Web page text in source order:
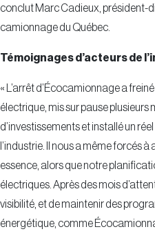
conclut Marc Cadieux, président-
camionnage du Québec.
Témoignages d’acteurs de
« L’arrêt d’Écocamionnage a
électrique, mis sur pause plusieurs
d’investissements et installé un
l’industrie. Il nous a même forcés
essence, alors que notre
électriques. Après des mois
visibilité, et de maintenir des
énergétique, comme